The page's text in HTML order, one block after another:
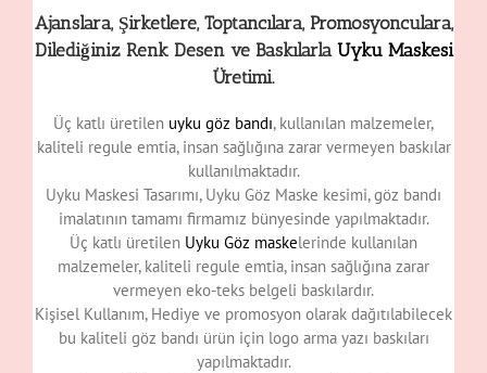
Ajanslara, Şirketlere, Toptancılara, Promosyonculara,
Dilediğiniz Renk Desen ve Baskılarla Uyku Maskesi
Üretimi.
Üç katlı üretilen uyku göz bandı, kullanılan malzemeler,
kaliteli regule emtia, insan sağlığına zarar vermeyen baskılar
kullanılmaktadır.
Uyku Maskesi Tasarımı, Uyku Göz Maske kesimi, göz bandı
imalatının tamamı firmamız bünyesinde yapılmaktadır.
Üç katlı üretilen Uyku Göz maskelerinde kullanılan
malzemeler, kaliteli regule emtia, insan sağlığına zarar
vermeyen eko-teks belgeli baskılardır.
Kişisel Kullanım, Hediye ve promosyon olarak dağıtılabilecek
bu kaliteli göz bandı ürün için logo arma yazı baskıları
yapılmaktadır.